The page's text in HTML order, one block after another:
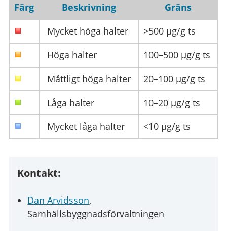
Färg Beskrivning
Gräns
Mycket höga halter
>500 µg/g ts
Höga halter
100–500 µg/g ts
Måttligt höga halter
20–100 µg/g ts
Låga halter
10–20 µg/g ts
Mycket låga halter
<10 µg/g ts
Kontakt:
Dan Arvidsson,
Samhällsbyggnadsförvaltningen